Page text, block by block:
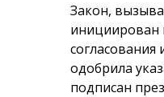
Закон,
инициирован
одобрила
подписан